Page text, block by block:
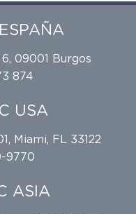
09001 Burgos
874
USA
Miami, FL 33122
9770
ASIA